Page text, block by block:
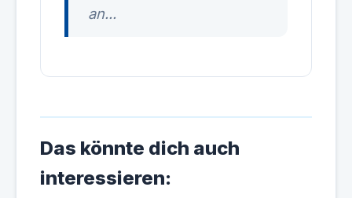
an...
Das könnte dich auch
interessieren: